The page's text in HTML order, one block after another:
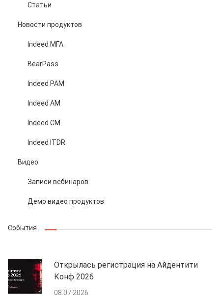
Статьи
Новости продуктов
Indeed MFA
BearPass
Indeed PAM
Indeed AM
Indeed CM
Indeed ITDR
Видео
Записи вебинаров
Демо видео продуктов
События
Открылась регистрация на Айдентити
Конф 2026
08.07.2026